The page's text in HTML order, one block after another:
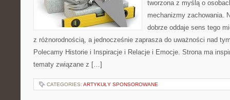
tworzona z myślą o
mechanizmy zachowania.
dobrze oddaje sens tego
z różnorodnością, a jednocześnie zaprasza do uważności nad
Polecamy Historie i Inspiracje i Relacje i Emocje. Strona ma
tematy związane z […]
CATEGORIES: ARTYKUŁY SPONSOROWANE